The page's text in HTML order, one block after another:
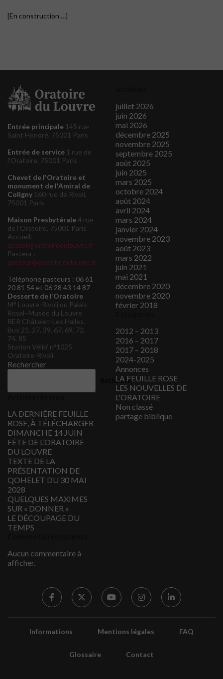
[En construction …]
Entrée principale 145 rue
Saint Honoré, 75001 Paris
Entrée de service 1 rue de
l'Oratoire, 75001 Paris
Chevet de l'Oratoire et
monument de l'Amiral de
Coligny 160 rue de Rivoli,
75001 Paris
Maison Presbytérale4 rue
de l'Oratoire, 75001 Paris
Accueil:
accueil@oratoiredulouvre.fr
Pasteur :
pasteur@oratoiredulouvre.fr
Téléphone pasteurs : 06 61
20 81 54 et 06 28 43 14 87
Desserte de l’Oratoire
M° Louvre-Rivoli ou Palais-
Royal–Musée du Louvre
RER Châtelet-Les Halles.
Bus 21, 27, 39, 67, 69, 72,
74, 85
Station Vélib’ n°1025
Oratoire-Rivoli
Rechercher
Rechercher
LA DERNIÈRE FEUILLE
ROSE, À TÉLÉCHARGER
DIMANCHE 14 JUIN
FÊTE DE L’ORATOIRE
DU LOUVRE
TEXTE DE LA
PRÉSENTATION DE
QOHELET DU 30 MAI
2028
QUELQUES MAXIMES
SUR « DONNER »
LE DÉCOUPAGE DU
TEMPS
Aucun commentaire à
afficher.
juillet 2026
juin 2026
mai 2026
décembre 2025
novembre 2025
septembre 2025
août 2025
juin 2025
mars 2025
octobre 2024
août 2024
avril 2024
mars 2024
janvier 2024
novembre 2023
août 2023
mars 2022
juin 2021
mai 2021
décembre 2020
novembre 2020
février 2018
2012 – 2013
2016 – 2017
2017 – 2018
2024-2025
Annonces
LA FEUILLE ROSE
LES NOUVELLES DE
L'ORATOIRE
Non classé
partage biblique
Informations Mentions légales FAQ
Glossaire Contact